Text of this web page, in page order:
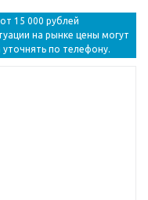
15 000 рублей
на рынке цены могут
по телефону.